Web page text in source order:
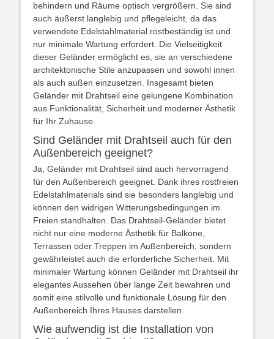
behindern und Räume optisch vergrößern. Sie sind
auch äußerst langlebig und pflegeleicht, da das
verwendete Edelstahlmaterial rostbeständig ist und
nur minimale Wartung erfordert. Die Vielseitigkeit
dieser Geländer ermöglicht es, sie an verschiedene
architektonische Stile anzupassen und sowohl innen
als auch außen einzusetzen. Insgesamt bieten
Geländer mit Drahtseil eine gelungene Kombination
aus Funktionalität, Sicherheit und moderner Ästhetik
für Ihr Zuhause.
Sind Geländer mit Drahtseil auch für den
Außenbereich geeignet?
Ja, Geländer mit Drahtseil sind auch hervorragend
für den Außenbereich geeignet. Dank ihres rostfreien
Edelstahlmaterials sind sie besonders langlebig und
können den widrigen Witterungsbedingungen im
Freien standhalten. Das Drahtseil-Geländer bietet
nicht nur eine moderne Ästhetik für Balkone,
Terrassen oder Treppen im Außenbereich, sondern
gewährleistet auch die erforderliche Sicherheit. Mit
minimaler Wartung können Geländer mit Drahtseil ihr
elegantes Aussehen über lange Zeit bewahren und
somit eine stilvolle und funktionale Lösung für den
Außenbereich Ihres Hauses darstellen.
Wie aufwendig ist die Installation von